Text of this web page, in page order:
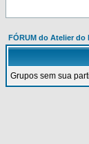
FÓRUM do Atelier do
Grupos sem sua